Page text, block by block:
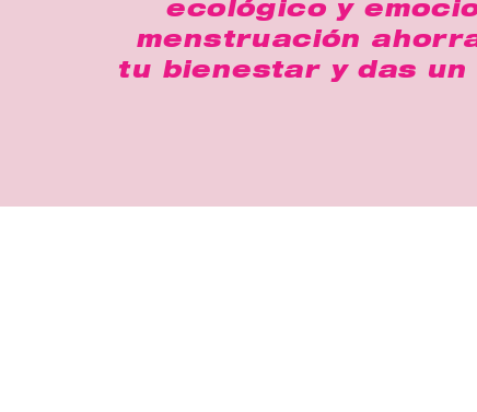
ecológico y
menstruación
tu bienestar y das un